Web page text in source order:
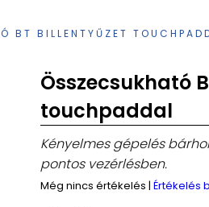
BT BILLENTYŰZET
Összecsukható
touchpaddal
Kényelmes gépelés
pontos vezérlésben.
Még nincs értékelés | Értékelés